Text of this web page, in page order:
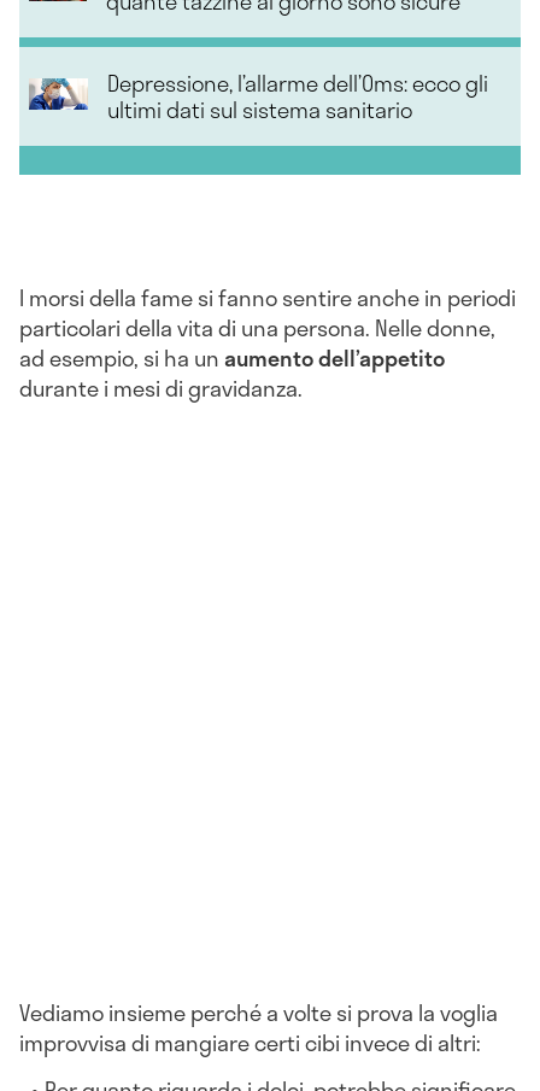
Depressione, l’allarme dell’Oms: ecco gli
ultimi dati sul sistema sanitario
I morsi della fame si fanno sentire anche in periodi
particolari della vita di una persona. Nelle donne,
ad esempio, si ha unaumento dell’appetito
durante i mesi di gravidanza.
Vediamo insieme perché a volte si prova la voglia
improvvisa di mangiare certi cibi invece di altri: